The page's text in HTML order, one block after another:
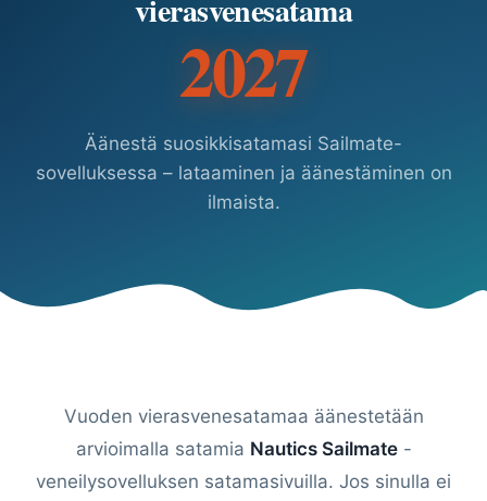
vierasvenesatama
2027
Äänestä suosikkisatamasi Sailmate-
sovelluksessa – lataaminen ja äänestäminen on
ilmaista.
Vuoden vierasvenesatamaa äänestetään
arvioimalla satamia Nautics Sailmate-
veneilysovelluksen satamasivuilla. Jos sinulla ei